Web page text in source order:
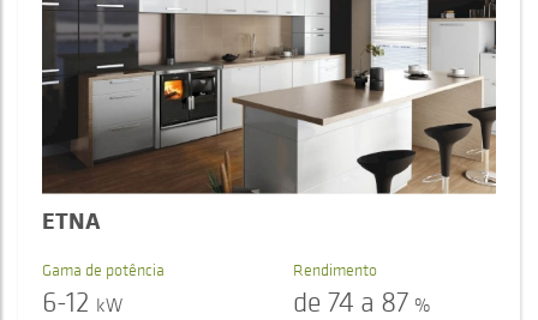
ETNA
Gama de potência
6-12 kW
Rendimento
de 74 a 87 %